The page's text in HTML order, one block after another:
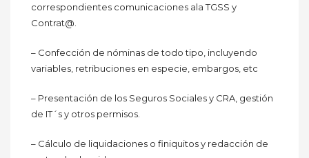
correspondientes comunicaciones ala TGSS y
Contrat@.
– Confección de nóminas de todo tipo, incluyendo
variables, retribuciones en especie, embargos, etc
– Presentación de los Seguros Sociales y CRA, gestión
de IT´s y otros permisos.
– Cálculo de liquidaciones o finiquitos y redacción de